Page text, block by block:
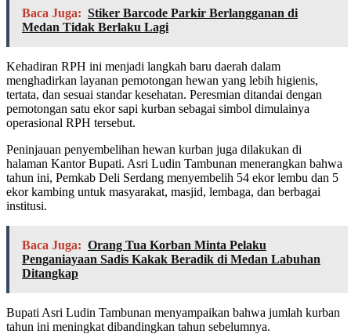
Baca Juga: Stiker Barcode Parkir Berlangganan di
Medan Tidak Berlaku Lagi
Kehadiran RPH ini menjadi langkah baru daerah dalam
menghadirkan layanan pemotongan hewan yang lebih higienis,
tertata, dan sesuai standar kesehatan. Peresmian ditandai dengan
pemotongan satu ekor sapi kurban sebagai simbol dimulainya
operasional RPH tersebut.
Peninjauan penyembelihan hewan kurban juga dilakukan di
halaman Kantor Bupati. Asri Ludin Tambunan menerangkan bahwa
tahun ini, Pemkab Deli Serdang menyembelih 54 ekor lembu dan 5
ekor kambing untuk masyarakat, masjid, lembaga, dan berbagai
institusi.
Baca Juga: Orang Tua Korban Minta Pelaku
Penganiayaan Sadis Kakak Beradik di Medan Labuhan
Ditangkap
Bupati Asri Ludin Tambunan menyampaikan bahwa jumlah kurban
tahun ini meningkat dibandingkan tahun sebelumnya.